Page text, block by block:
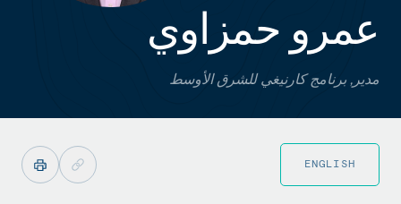
عمرو حمزاوي
مدير, برنامج كارنيغي للشرق الأوسط
ENGLISH